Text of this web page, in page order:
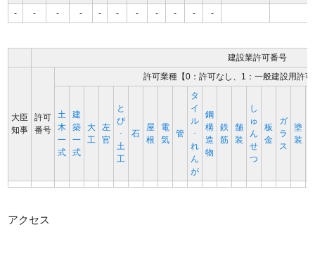
- - - - - - - - - - -
建設業許可番号
大臣
知事
許可
番号
許可業種【0：許可なし、1：一般建設用許
土
木
一
式
建
築
一
式
大
工
左
官
と
び
･
土
工
石
屋
根
電
気
管
タ
イ
ル
･
れ
ん
が
鋼
構
造
物
鉄
筋
舗
装
し
ゅ
ん
せ
つ
板
金
ガ
ラ
ス
塗
装
アクセス